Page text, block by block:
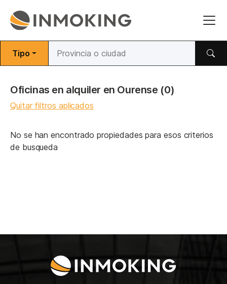
Tipo
Oficinas en alquiler en Ourense (0)
Quitar filtros aplicados
No se han encontrado propiedades para esos criterios
de busqueda